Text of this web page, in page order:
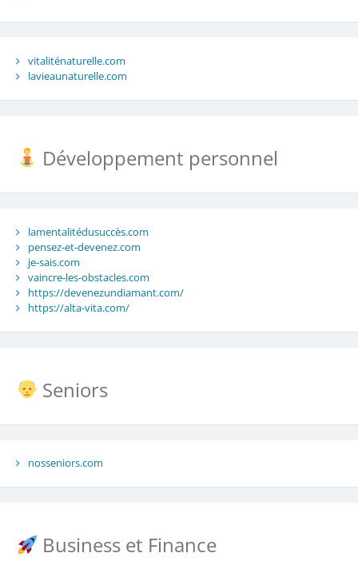
vitaliténaturelle.com
lavieaunaturelle.com
Développement personnel
lamentalitédusuccès.com
pensez-et-devenez.com
je-sais.com
vaincre-les-obstacles.com
https://devenezundiamant.com/
https://alta-vita.com/
Seniors
nosseniors.com
Business et Finance